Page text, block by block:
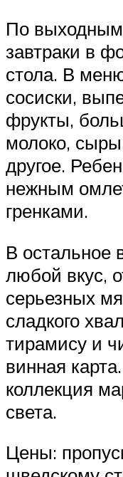
По
завтраки в
стола. В
сосиски,
фрукты,
молоко,
другое.
нежным
гренками.
В остальное
любой вкус,
серьезных
сладкого
тирамису и
винная
коллекция
света.
Цены: